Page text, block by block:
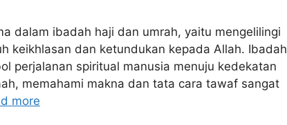
dalam ibadah haji dan umrah, yaitu mengelilingi
keikhlasan dan ketundukan kepada Allah. Ibadah
perjalanan spiritual manusia menuju kedekatan
memahami makna dan tata cara tawaf sangat
more